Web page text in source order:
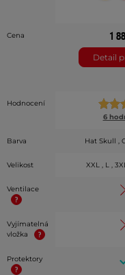
Cena 1
Detail
Hodnocení
6
Barva Hat Skull ,
Velikost XXL , L ,
Ventilace
Vyjímatelná
vložka
Protektory